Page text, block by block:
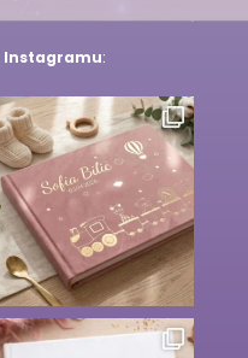
Instagramu: